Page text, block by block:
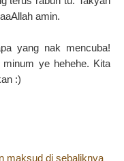
amin.
yang nak mencuba!
ye hehehe. Kita
:)
maksud di sebaliknya